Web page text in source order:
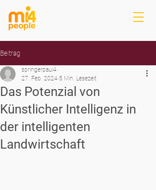
Beitrag
Das Potenzial von
Künstlicher Intelligenz in
der intelligenten
Landwirtschaft
springerpaul4
27. Feb. 2024 5 Min. Lesezeit